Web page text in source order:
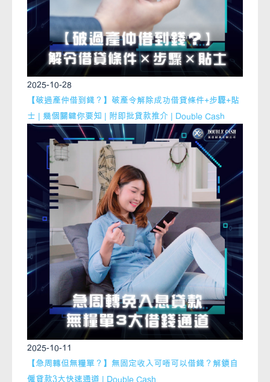
2025-10-28
【破過產仲借到錢？】破產令解除成功借貸條件+步驟+貼
士 | 幾個關鍵你要知 | 附即批貸款推介 | Double Cash
2025-10-11
【急周轉但無糧單？】無固定收入可唔可以借錢？解鎖自
僱貸款3大快速通道 | Double Cash